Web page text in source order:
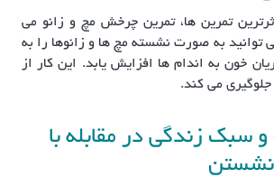
تمرین ها، تمرین چرخش مچ و زانو می
توانید به صورت نشسته مچ ها و زانوها را به
خون به اندام ها افزایش یابد. این کار از
می کند.
سبک زندگی در مقابله با
نشستن